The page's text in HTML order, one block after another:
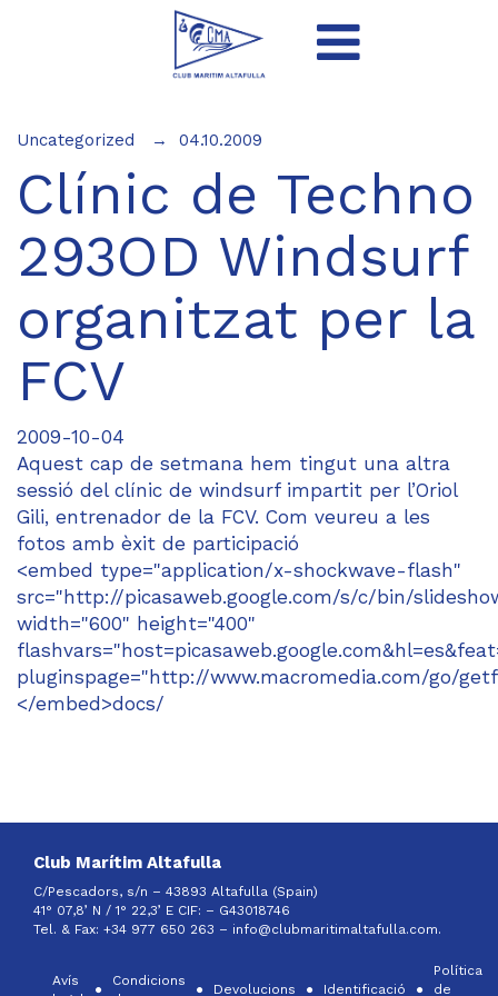
Uncategorized 04.10.2009
Clínic de Techno
293OD Windsurf
organitzat per la
FCV
2009-10-04
Aquest cap de setmana hem tingut una altra
sessió del clínic de windsurf impartit per l’Oriol
Gili, entrenador de la FCV. Com veureu a les
fotos amb èxit de participació
<embed type="application/x-shockwave-flash"
src="http://picasaweb.google.com/s/c/bin/
width="600" height="400"
pluginspage="http://www.macromedia.com/go/
</embed>docs/
Club Marítim Altafulla
C/Pescadors, s/n – 43893 Altafulla (Spain)
41° 07,8’ N / 1° 22,3’ E CIF: – G43018746
Tel. & Fax: +34 977 650 263 – info@clubmaritimaltafulla.com.
Avís
Condicions
Devolucions Identificació
Política
de